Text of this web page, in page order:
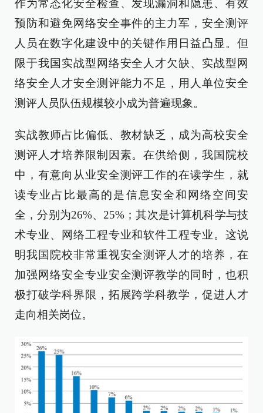
作为常态化安全检查、发现漏洞和隐患、有效
预防和避免网络安全事件的主力军，安全测评
人员在数字化建设中的关键作用日益凸显。但
限于我国实战型网络安全人才欠缺、实战型网
络安全人才安全测评能力不足，用人单位安全
测评人员队伍规模较小成为普遍现象。
实战教师占比偏低、教材缺乏，成为高校安全
测评人才培养限制因素。在供给侧，我国院校
中，有意向从业安全测评工作的在读学生，就
读专业占比最高的是信息安全和网络空间安
全，分别为26%、25%；其次是计算机科学与技
术专业、网络工程专业和软件工程专业。这说
明我国院校非常重视安全测评人才的培养，在
加强网络安全专业安全测评教学的同时，也积
极打破学科界限，拓展跨学科教学，促进人才
走向相关岗位。